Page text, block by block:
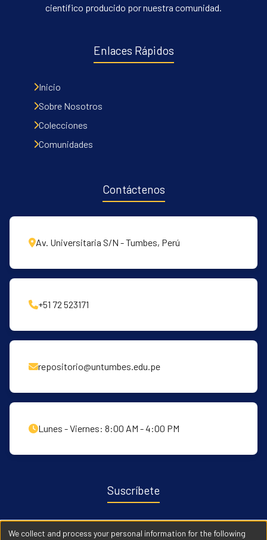
científico producido por nuestra comunidad.
Enlaces Rápidos
Inicio
Sobre Nosotros
Colecciones
Comunidades
Contáctenos
Av. Universitaria S/N - Tumbes, Perú
+51 72 523171
repositorio@untumbes.edu.pe
Lunes - Viernes: 8:00 AM - 4:00 PM
Suscríbete
Recibe notificaciones sobre nuevas publicaciones y eventos
We collect and process your personal information for the following